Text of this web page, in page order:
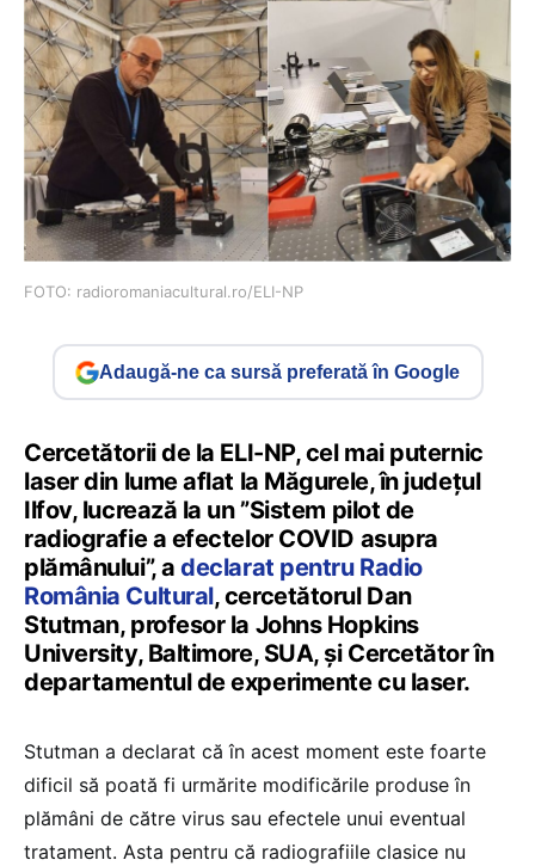
FOTO: radioromaniacultural.ro/ELI-NP
Adaugă-ne ca sursă preferată în Google
Cercetătorii de la ELI-NP, cel mai puternic
laser din lume aflat la Măgurele, în judeţul
Ilfov, lucrează la un ”Sistem pilot de
radiografie a efectelor COVID asupra
plămânului”, adeclarat pentru Radio
România Cultural, cercetătorul Dan
Stutman, profesor la Johns Hopkins
University, Baltimore, SUA, şi Cercetător în
departamentul de experimente cu laser.
Stutman a declarat că în acest moment este foarte
dificil să poată fi urmărite modificările produse în
plămâni de către virus sau efectele unui eventual
tratament. Asta pentru că radiografiile clasice nu